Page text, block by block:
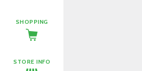
SHOPPING
STORE INFO